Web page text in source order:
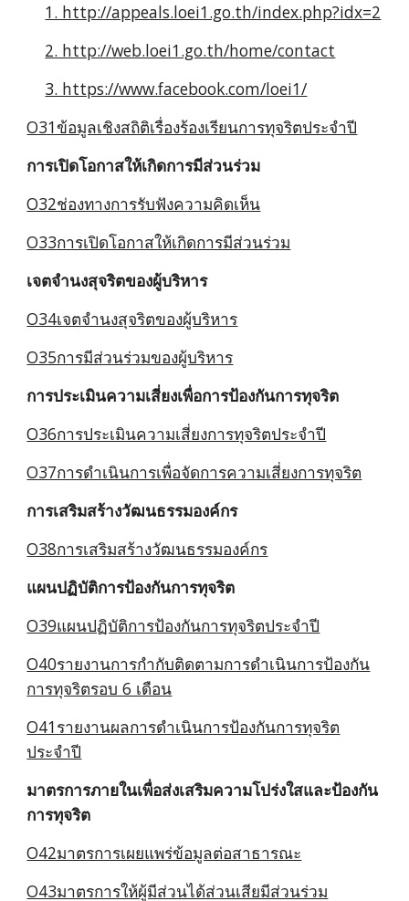
1. http://appeals.loei1.go.th/index.php?idx=2
2. http://web.loei1.go.th/home/contact
3. https://www.facebook.com/loei1/
O31ข้อมูลเชิงสถิติเรื่องร้องเรียนการทุจริตประจำปี
การเปิดโอกาสให้เกิดการมีส่วนร่วม
O32ช่องทางการรับฟังความคิดเห็น
O33การเปิดโอกาสให้เกิดการมีส่วนร่วม
เจตจำนงสุจริตของผู้บริหาร
O34เจตจำนงสุจริตของผู้บริหาร
O35การมีส่วนร่วมของผู้บริหาร
การประเมินความเสี่ยงเพื่อการป้องกันการทุจริต
O36การประเมินความเสี่ยงการทุจริตประจำปี
O37การดำเนินการเพื่อจัดการความเสี่ยงการทุจริต
การเสริมสร้างวัฒนธรรมองค์กร
O38การเสริมสร้างวัฒนธรรมองค์กร
แผนปฏิบัติการป้องกันการทุจริต
O39แผนปฏิบัติการป้องกันการทุจริตประจำปี
O40รายงานการกำกับติดตามการดำเนินการป้องกัน
การทุจริตรอบ 6 เดือน
O41รายงานผลการดำเนินการป้องกันการทุจริต
ประจำปี
มาตรการภายในเพื่อส่งเสริมความโปร่งใสและป้องกัน
การทุจริต
O42มาตรการเผยแพร่ข้อมูลต่อสาธารณะ
O43มาตรการให้ผู้มีส่วนได้ส่วนเสียมีส่วนร่วม